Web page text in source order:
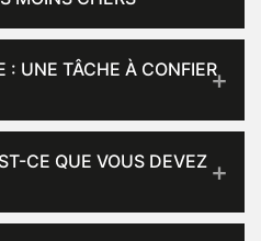
: UNE TÂCHE À CONFIER
CE QUE VOUS DEVEZ